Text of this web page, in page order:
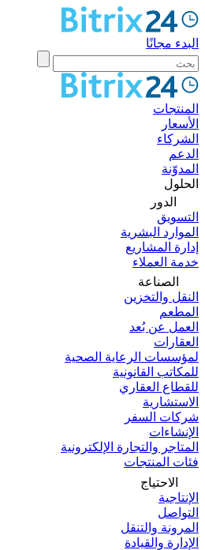
البدء مجانًا
المنتجات
الأسعار
الشركاء
الدعم
المدوّنة
الحلول
الدور
التسويق
الموارد البشرية
إدارة المشاريع
خدمة العملاء
الصناعة
النقل والتخزين
المطعم
العمل عن بُعد
العقارات
لمؤسسات الرعاية الصحية
للمكاتب القانونية
للقطاع العقاري
الاستشارية
شركات السفر
الإنشاءات
المتاجر والتجارة الإلكترونية
فئات المنتجات
الاحتياج
الإنتاجية
التواصل
المرونة والتنقل
الإدارة والقيادة